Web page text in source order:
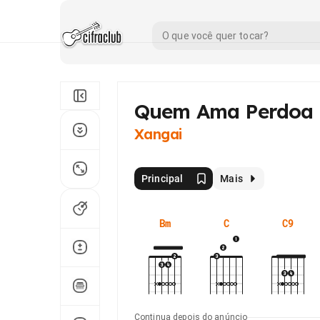
Quem Ama Perdoa
Xangai
Principal Mais
Bm C C9
Continua depois do anúncio